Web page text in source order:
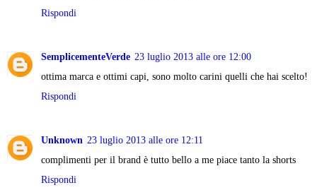
Rispondi
SemplicementeVerde 23 luglio 2013 alle ore 12:00
ottima marca e ottimi capi, sono molto carini quelli che hai scelto!
Rispondi
Unknown 23 luglio 2013 alle ore 12:11
complimenti per il brand è tutto bello a me piace tanto la shorts
Rispondi